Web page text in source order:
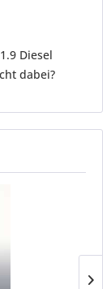
Diesel
dabei?